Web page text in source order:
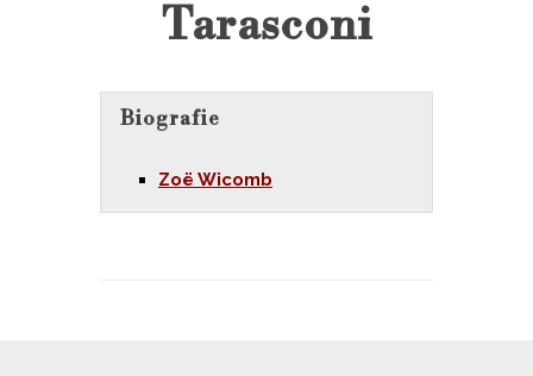
Tarasconi
Biografie
Zoë Wicomb